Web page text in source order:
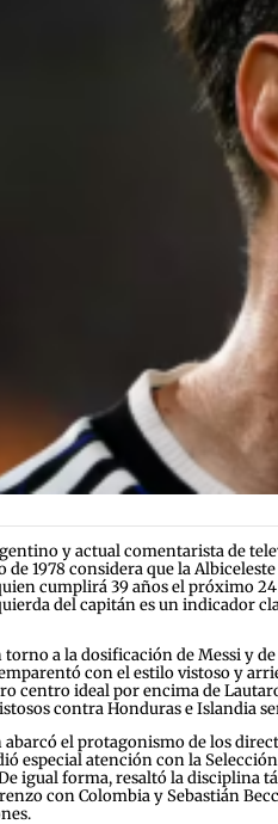
y actual comentarista de
de 1978 considera que la
cumplirá 39 años el próximo
del capitán es un indicador
a la dosificación de Messi y
con el estilo vistoso y
centro ideal por encima de
contra Honduras e Islandia
abarcó el protagonismo de los
especial atención con la
igual forma, resaltó la disciplina
con Colombia y Sebastián